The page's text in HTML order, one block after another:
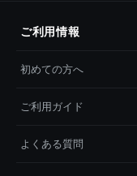
ご利用情報
初めての方へ
ご利用ガイド
よくある質問